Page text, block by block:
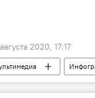
2020, 17:17